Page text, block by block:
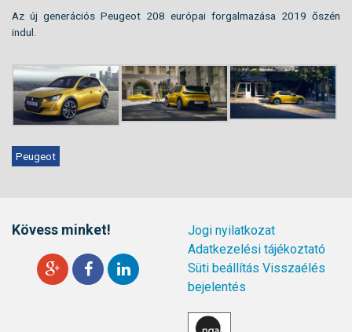
Az új generációs Peugeot 208 európai forgalmazása 2019 őszén
indul.
Peugeot
Kövess minket!
Jogi nyilatkozat
Adatkezelési tájékoztató
Süti beállítás Visszaélés
bejelentés